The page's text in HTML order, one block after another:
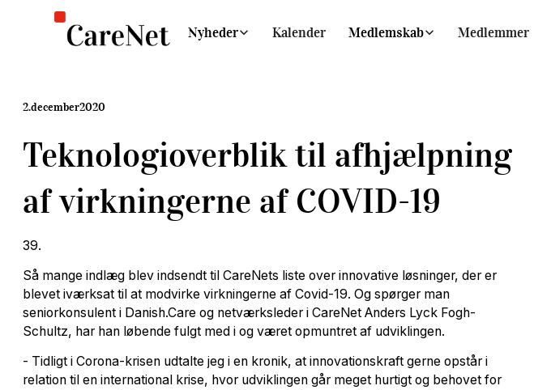
Nyheder Kalender Medlemskab Medlemmer
2.december2020
Teknologioverblik til afhjælpning
af virkningerne af COVID-19
39.
Så mange indlæg blev indsendt til CareNets liste over innovative løsninger, der er
blevet iværksat til at modvirke virkningerne af Covid-19. Og spørger man
seniorkonsulent i Danish.Care og netværksleder i CareNet Anders Lyck Fogh-
Schultz, har han løbende fulgt med i og været opmuntret af udviklingen.
- Tidligt i Corona-krisen udtalte jeg i en kronik, at innovationskraft gerne opstår i
relation til en international krise, hvor udviklingen går meget hurtigt og behovet for